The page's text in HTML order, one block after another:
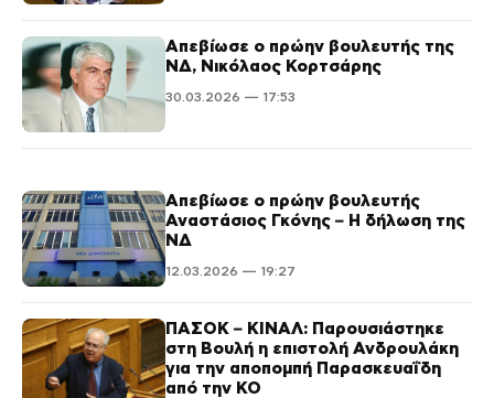
Απεβίωσε ο πρώην βουλευτής της
ΝΔ, Νικόλαος Κορτσάρης
30.03.2026 — 17:53
Απεβίωσε ο πρώην βουλευτής
Αναστάσιος Γκόνης – Η δήλωση της
ΝΔ
12.03.2026 — 19:27
ΠΑΣΟΚ – ΚΙΝΑΛ: Παρουσιάστηκε
στη Βουλή η επιστολή Ανδρουλάκη
για την αποπομπή Παρασκευαΐδη
από την ΚΟ